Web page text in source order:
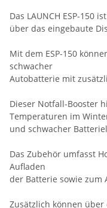
Das LAUNCH ESP-150
über das eingebaute
Mit dem ESP-150
schwacher
Autobatterie mit
Dieser Notfall-Booster
Temperaturen im
und schwacher
Das Zubehör umfasst
Aufladen
der Batterie sowie zum
Zusätzlich können über